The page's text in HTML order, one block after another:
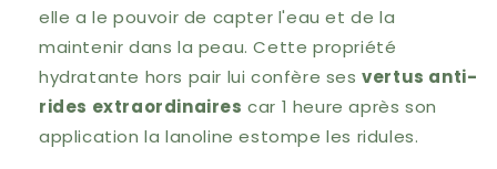
elle a le pouvoir de capter l'eau et de la
maintenir dans la peau. Cette propriété
hydratante hors pair lui confère sesvertus anti-
rides extraordinaires car 1 heure après son
application la lanoline estompe les ridules.